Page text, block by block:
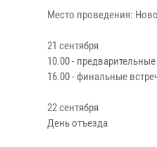
Место проведения:
21 сентября
10.00 -
16.00 - финальные
22 сентября
День отъезда